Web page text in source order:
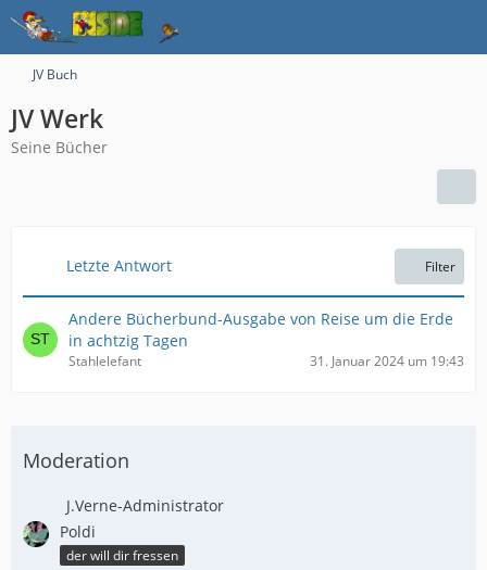
JV Buch
JV Werk
Seine Bücher
Letzte Antwort Filter
Andere Bücherbund-Ausgabe von Reise um die Erde
in achtzig Tagen
Stahlelefant 31. Januar 2024 um 19:43
Moderation
J.Verne-Administrator
Poldi
der will dir fressen